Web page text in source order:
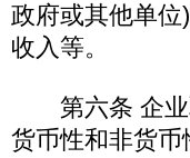
政府或其他单
收入等。
第六条 企业
货币性和非货